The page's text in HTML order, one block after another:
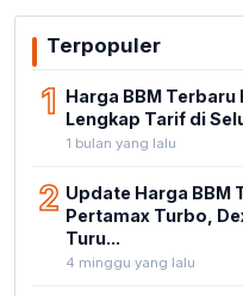
Terpopuler
1 Harga BBM Terbaru
Lengkap Tarif di
1 bulan yang lalu
2 Update Harga BBM
Pertamax Turbo,
Turu...
4 minggu yang lalu